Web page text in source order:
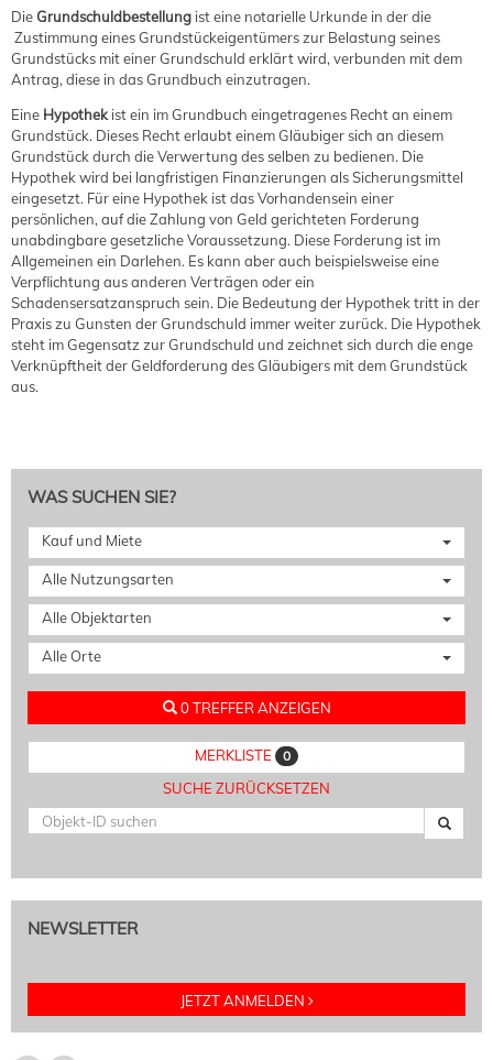
DieGrundschuldbestellung ist eine notarielle Urkunde in der die
Zustimmung eines Grundstückeigentümers zur Belastung seines
Grundstücks mit einer Grundschuld erklärt wird, verbunden mit dem
Antrag, diese in das Grundbuch einzutragen.
Eine Hypothek ist ein im Grundbuch eingetragenes Recht an einem
Grundstück. Dieses Recht erlaubt einem Gläubiger sich an diesem
Grundstück durch die Verwertung des selben zu bedienen. Die
Hypothek wird bei langfristigen Finanzierungen als Sicherungsmittel
eingesetzt. Für eine Hypothek ist das Vorhandensein einer
persönlichen, auf die Zahlung von Geld gerichteten Forderung
unabdingbare gesetzliche Voraussetzung. Diese Forderung ist im
Allgemeinen ein Darlehen. Es kann aber auch beispielsweise eine
Verpflichtung aus anderen Verträgen oder ein
Schadensersatzanspruch sein. Die Bedeutung der Hypothek tritt in der
Praxis zu Gunsten der Grundschuld immer weiter zurück. Die Hypothek
steht im Gegensatz zur Grundschuld und zeichnet sich durch die enge
Verknüpftheit der Geldforderung des Gläubigers mit dem Grundstück
aus.
WAS SUCHEN SIE?
Kauf und Miete
Alle Nutzungsarten
Alle Objektarten
Alle Orte
0 TREFFER ANZEIGEN
MERKLISTE 0
SUCHE ZURÜCKSETZEN
NEWSLETTER
JETZT ANMELDEN